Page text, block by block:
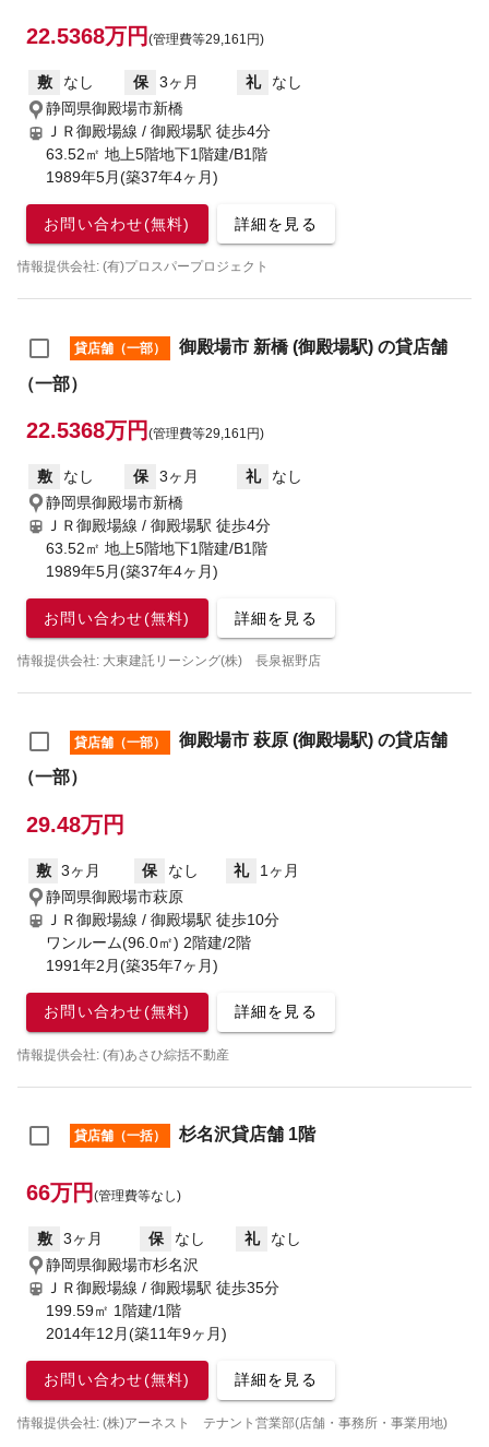
22.5368万円 (管理費等29,161円)
敷 なし 保 3ヶ月 礼
なし
静岡県御殿場市新橋
ＪＲ御殿場線 / 御殿場駅 徒歩4分
63.52㎡ 地上5階地下1階建/B1階
1989年5月(築37年4ヶ月)
お問い合わせ(無料) 詳細を見る
情報提供会社: (有)プロスパープロジェクト
貸店舗（一部）
御殿場市 新橋 (御殿場駅) の貸店舗
（一部）
22.5368万円 (管理費等29,161円)
敷 なし 保 3ヶ月 礼
なし
静岡県御殿場市新橋
ＪＲ御殿場線 / 御殿場駅 徒歩4分
63.52㎡ 地上5階地下1階建/B1階
1989年5月(築37年4ヶ月)
お問い合わせ(無料) 詳細を見る
情報提供会社: 大東建託リーシング(株) 長泉裾野店
貸店舗（一部）
御殿場市 萩原 (御殿場駅) の貸店舗
（一部）
29.48万円
敷 3ヶ月 保 なし 礼
1ヶ月
静岡県御殿場市萩原
ＪＲ御殿場線 / 御殿場駅 徒歩10分
ワンルーム(96.0㎡) 2階建/2階
1991年2月(築35年7ヶ月)
お問い合わせ(無料) 詳細を見る
情報提供会社: (有)あさひ綜括不動産
貸店舗（一括） 杉名沢貸店舗 1階
66万円 (管理費等なし)
敷 3ヶ月 保 なし 礼
なし
静岡県御殿場市杉名沢
ＪＲ御殿場線 / 御殿場駅 徒歩35分
199.59㎡ 1階建/1階
2014年12月(築11年9ヶ月)
お問い合わせ(無料) 詳細を見る
情報提供会社: (株)アーネスト テナント営業部(店舗・事務所・事業用地)